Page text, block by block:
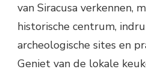
van Siracusa verkennen,
historische centrum,
archeologische sites en
Geniet van de lokale